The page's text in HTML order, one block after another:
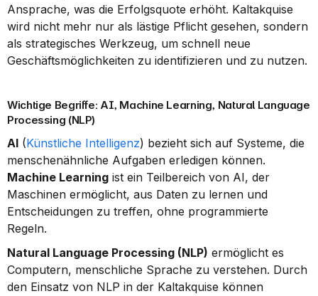
Ansprache, was die Erfolgsquote erhöht. Kaltakquise
wird nicht mehr nur als lästige Pflicht gesehen, sondern
als strategisches Werkzeug, um schnell neue
Geschäftsmöglichkeiten zu identifizieren und zu nutzen.
Wichtige Begriffe: AI, Machine Learning, Natural Language
Processing (NLP)
AI (Künstliche Intelligenz) bezieht sich auf Systeme, die
Machine Learning ist ein Teilbereich von AI, der
Maschinen ermöglicht, aus Daten zu lernen und
Entscheidungen zu treffen, ohne programmierte
Regeln.
Natural Language Processing (NLP) ermöglicht es
Computern, menschliche Sprache zu verstehen. Durch
den Einsatz von NLP in der Kaltakquise können